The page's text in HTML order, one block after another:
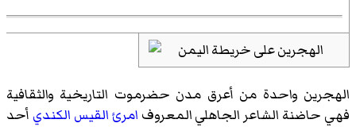
الهجرين واحدة من أعرق مدن حضرموت التاريخية والثقافية
فهي حاضنة الشاعر الجاهلي المعروف امرئ القيس الكندي أحد